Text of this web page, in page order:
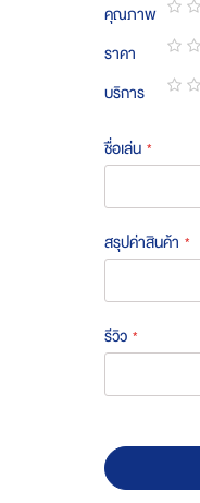
คุณภาพ
1
star
2
stars
3
stars
4
stars
5
stars
ราคา
1
star
2
stars
3
stars
4
stars
5
stars
บริการ
ชื่อเล่น
สรุปค่าสินค้า
รีวิว